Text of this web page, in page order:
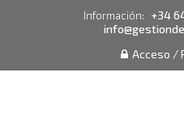
Información: +34
Acceso /